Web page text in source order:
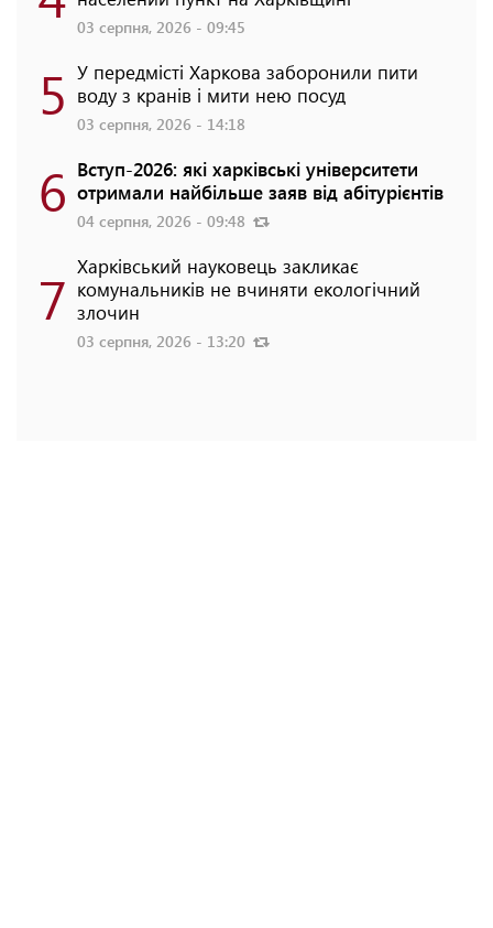
03 серпня, 2026 - 09:45
5 У передмісті Харкова заборонили пити
воду з кранів і мити нею посуд
03 серпня, 2026 - 14:18
6 Вступ-2026: які харківські університети
отримали найбільше заяв від абітурієнтів
04 серпня, 2026 - 09:48
7 Харківський науковець закликає
комунальників не вчиняти екологічний
злочин
03 серпня, 2026 - 13:20